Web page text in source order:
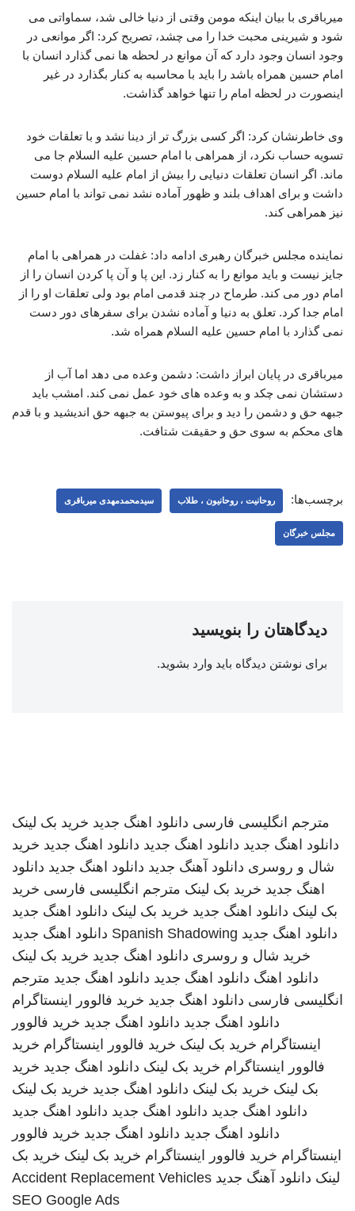
میرباقری با بیان اینکه مومن وقتی از دنیا خالی شد، سماواتی می
شود و شیرینی محبت خدا را می چشد، تصریح کرد: اگر موانعی در
وجود انسان وجود دارد که آن موانع در لحظه ها نمی گذارد انسان با
امام حسین همراه باشد را باید با محاسبه به کنار بگذارد در غیر
اینصورت در لحظه امام را تنها خواهد گذاشت.
وی خاطرنشان کرد: اگر کسی بزرگ تر از دینا نشد و با تعلقات خود
تسویه حساب نکرد، از همراهی با امام حسین علیه السلام جا می
ماند. اگر انسان تعلقات دنیایی را بیش از امام علیه السلام دوست
داشت و برای اهداف بلند و ظهور آماده نشد نمی تواند با امام حسین
نیز همراهی کند.
نماینده مجلس خبرگان رهبری ادامه داد: غفلت در همراهی با امام
جایز نیست و باید موانع را به کنار زد. این پا و آن پا کردن انسان را از
امام دور می کند. طرماح در چند قدمی امام بود ولی تعلقات او را از
امام جدا کرد. تعلق به دنیا و آماده نشدن برای سفرهای دور دست
نمی گذارد با امام حسین علیه السلام همراه شد.
میرباقری در پایان ابراز داشت: دشمن وعده می دهد اما آب از
دستشان نمی چکد و به وعده های خود عمل نمی کند. امشب باید
جبهه حق و دشمن را دید و برای پیوستن به جبهه حق اندیشید و با قدم
های محکم به سوی حق و حقیقت شتافت.
برچسب‌ها: روحانیت ، روحانیون ، طلاب سیدمحمدمهدی میرباقری
مجلس خبرگان
دیدگاهتان را بنویسید
برای نوشتن دیدگاه باید وارد بشوید.
مترجم انگلیسی فارسی دانلود اهنگ جدید خرید بک لینک
دانلود اهنگ جدید دانلود اهنگ جدید دانلود اهنگ جدید خرید
شال و روسری دانلود آهنگ جدید دانلود اهنگ جدید دانلود
اهنگ جدید خرید بک لینک مترجم انگلیسی فارسی خرید
بک لینک دانلود اهنگ جدید خرید بک لینک دانلود اهنگ جدید
دانلود اهنگ جدید Spanish Shadowing دانلود اهنگ جدید
خرید شال و روسری دانلود اهنگ جدید خرید بک لینک
دانلود اهنگ دانلود اهنگ جدید دانلود اهنگ جدید مترجم
انگلیسی فارسی دانلود اهنگ جدید خرید فالوور اینستاگرام
دانلود اهنگ جدید دانلود اهنگ جدید خرید فالوور
اینستاگرام خرید بک لینک خرید فالوور اینستاگرام خرید
فالوور اینستاگرام خرید بک لینک دانلود اهنگ جدید خرید
بک لینک خرید بک لینک دانلود اهنگ جدید خرید بک لینک
دانلود اهنگ جدید دانلود اهنگ جدید دانلود اهنگ جدید
دانلود اهنگ جدید دانلود اهنگ جدید خرید فالوور
اینستاگرام خرید فالوور اینستاگرام خرید بک لینک خرید بک
لینک دانلود آهنگ جدید Accident Replacement Vehicles
SEO Google Ads